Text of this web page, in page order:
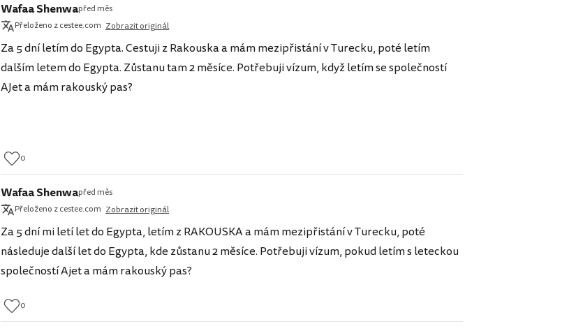
Wafaa Shenwapřed měs
Přeloženo z cestee.com Zobrazit originál
Za 5 dní letím do Egypta. Cestuji z Rakouska a mám mezipřistání v Turecku, poté letím
dalším letem do Egypta. Zůstanu tam 2 měsíce. Potřebuji vízum, když letím se společností
AJet a mám rakouský pas?
0
Wafaa Shenwapřed měs
Přeloženo z cestee.com Zobrazit originál
Za 5 dní mi letí let do Egypta, letím z RAKOUSKA a mám mezipřistání v Turecku, poté
následuje další let do Egypta, kde zůstanu 2 měsíce. Potřebuji vízum, pokud letím s leteckou
společností Ajet a mám rakouský pas?
0